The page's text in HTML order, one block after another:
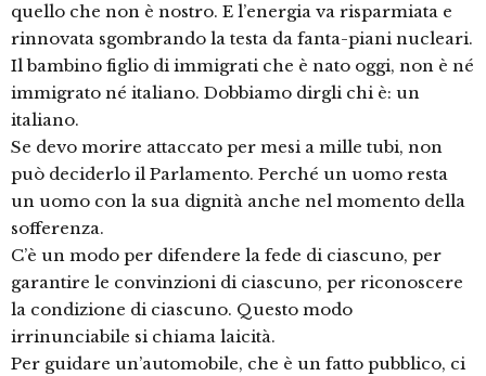
quello che non è nostro. E l’energia va risparmiata e
rinnovata sgombrando la testa da fanta-piani nucleari.
Il bambino figlio di immigrati che è nato oggi, non è né
immigrato né italiano. Dobbiamo dirgli chi è: un
italiano.
Se devo morire attaccato per mesi a mille tubi, non
può deciderlo il Parlamento. Perché un uomo resta
un uomo con la sua dignità anche nel momento della
sofferenza.
C’è un modo per difendere la fede di ciascuno, per
garantire le convinzioni di ciascuno, per riconoscere
la condizione di ciascuno. Questo modo
irrinunciabile si chiama laicità.
Per guidare un’automobile, che è un fatto pubblico, ci